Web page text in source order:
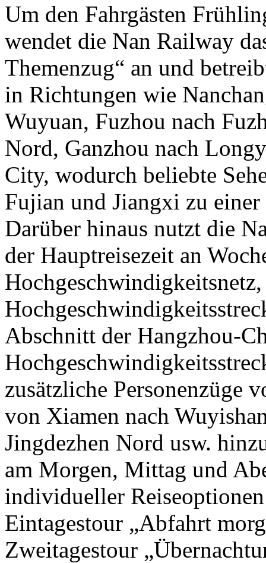
Um den Fahrgästen
wendet die Nan Railway
Themenzug“ an und
in Richtungen wie
Wuyuan, Fuzhou nach
Nord, Ganzhou nach
City, wodurch beliebte
Fujian und Jiangxi zu
Darüber hinaus nutzt die
der Hauptreisezeit an
Abschnitt der Hangzhou-
zusätzliche Personenzüge
von Xiamen nach
Jingdezhen Nord usw.
am Morgen, Mittag und
individueller
Eintagestour „Abfahrt
Zweitagestour